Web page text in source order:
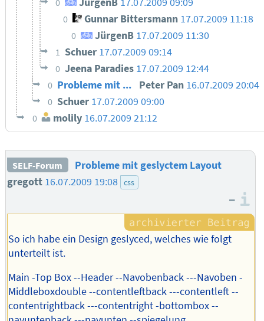
0 Gunnar Bittersmann 17.07.2009 11:18
0 JürgenB 17.07.2009 11:30
1 Schuer 17.07.2009 09:14
0 Jeena Paradies 17.07.2009 12:44
0 Probleme mit ... Peter Pan 16.07.2009 20:04
0 Schuer 17.07.2009 09:00
0 molily 16.07.2009 21:12
SELF-Forum
Probleme mit geslyctem Layout
gregott 16.07.2009 19:08 css
–
So ich habe ein Design geslyced, welches wie folgt
unterteilt ist.
Main -Top Box --Header --Navobenback ---Navoben -
Middleboxdouble --contentleftback ---contentleft --
contentrightback ---contentright -bottombox --